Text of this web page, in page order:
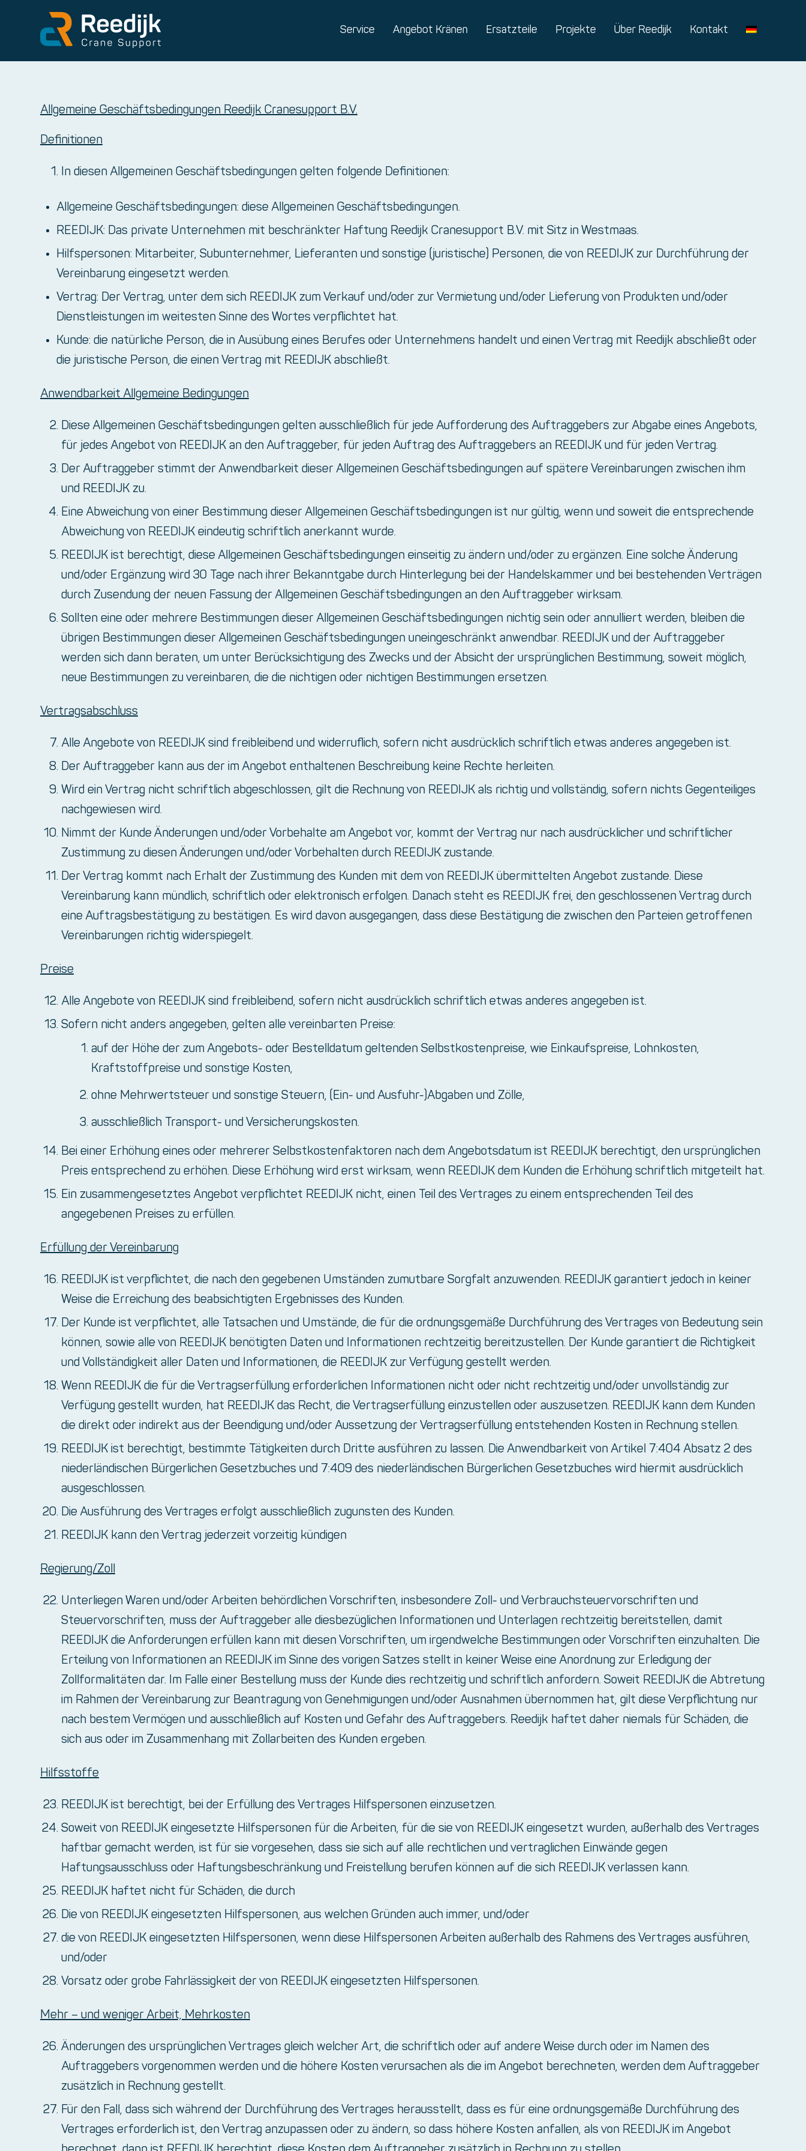
Service Angebot Kränen Ersatzteile Projekte Über Reedijk Kontakt
Allgemeine Geschäftsbedingungen Reedijk Cranesupport B.V.
Definitionen
In diesen Allgemeinen Geschäftsbedingungen gelten folgende Definitionen:
Allgemeine Geschäftsbedingungen: diese Allgemeinen Geschäftsbedingungen.
REEDIJK: Das private Unternehmen mit beschränkter Haftung Reedijk Cranesupport B.V. mit Sitz in Westmaas.
Hilfspersonen: Mitarbeiter, Subunternehmer, Lieferanten und sonstige (juristische) Personen, die von REEDIJK zur Durchführung der
Vereinbarung eingesetzt werden.
Vertrag: Der Vertrag, unter dem sich REEDIJK zum Verkauf und/oder zur Vermietung und/oder Lieferung von Produkten und/oder
Dienstleistungen im weitesten Sinne des Wortes verpflichtet hat.
Kunde: die natürliche Person, die in Ausübung eines Berufes oder Unternehmens handelt und einen Vertrag mit Reedijk abschließt oder
die juristische Person, die einen Vertrag mit REEDIJK abschließt.
Anwendbarkeit Allgemeine Bedingungen
Diese Allgemeinen Geschäftsbedingungen gelten ausschließlich für jede Aufforderung des Auftraggebers zur Abgabe eines Angebots,
für jedes Angebot von REEDIJK an den Auftraggeber, für jeden Auftrag des Auftraggebers an REEDIJK und für jeden Vertrag.
Der Auftraggeber stimmt der Anwendbarkeit dieser Allgemeinen Geschäftsbedingungen auf spätere Vereinbarungen zwischen ihm
und REEDIJK zu.
Eine Abweichung von einer Bestimmung dieser Allgemeinen Geschäftsbedingungen ist nur gültig, wenn und soweit die entsprechende
Abweichung von REEDIJK eindeutig schriftlich anerkannt wurde.
REEDIJK ist berechtigt, diese Allgemeinen Geschäftsbedingungen einseitig zu ändern und/oder zu ergänzen. Eine solche Änderung
und/oder Ergänzung wird 30 Tage nach ihrer Bekanntgabe durch Hinterlegung bei der Handelskammer und bei bestehenden Verträgen
durch Zusendung der neuen Fassung der Allgemeinen Geschäftsbedingungen an den Auftraggeber wirksam.
Sollten eine oder mehrere Bestimmungen dieser Allgemeinen Geschäftsbedingungen nichtig sein oder annulliert werden, bleiben die
übrigen Bestimmungen dieser Allgemeinen Geschäftsbedingungen uneingeschränkt anwendbar. REEDIJK und der Auftraggeber
werden sich dann beraten, um unter Berücksichtigung des Zwecks und der Absicht der ursprünglichen Bestimmung, soweit möglich,
neue Bestimmungen zu vereinbaren, die die nichtigen oder nichtigen Bestimmungen ersetzen.
Vertragsabschluss
Alle Angebote von REEDIJK sind freibleibend und widerruflich, sofern nicht ausdrücklich schriftlich etwas anderes angegeben ist.
Der Auftraggeber kann aus der im Angebot enthaltenen Beschreibung keine Rechte herleiten.
Wird ein Vertrag nicht schriftlich abgeschlossen, gilt die Rechnung von REEDIJK als richtig und vollständig, sofern nichts Gegenteiliges
nachgewiesen wird.
Nimmt der Kunde Änderungen und/oder Vorbehalte am Angebot vor, kommt der Vertrag nur nach ausdrücklicher und schriftlicher
Zustimmung zu diesen Änderungen und/oder Vorbehalten durch REEDIJK zustande.
Der Vertrag kommt nach Erhalt der Zustimmung des Kunden mit dem von REEDIJK übermittelten Angebot zustande. Diese
Vereinbarung kann mündlich, schriftlich oder elektronisch erfolgen. Danach steht es REEDIJK frei, den geschlossenen Vertrag durch
eine Auftragsbestätigung zu bestätigen. Es wird davon ausgegangen, dass diese Bestätigung die zwischen den Parteien getroffenen
Vereinbarungen richtig widerspiegelt.
Preise
Alle Angebote von REEDIJK sind freibleibend, sofern nicht ausdrücklich schriftlich etwas anderes angegeben ist.
Sofern nicht anders angegeben, gelten alle vereinbarten Preise:
auf der Höhe der zum Angebots- oder Bestelldatum geltenden Selbstkostenpreise, wie Einkaufspreise, Lohnkosten,
Kraftstoffpreise und sonstige Kosten,
ohne Mehrwertsteuer und sonstige Steuern, (Ein- und Ausfuhr-)Abgaben und Zölle,
ausschließlich Transport- und Versicherungskosten.
Bei einer Erhöhung eines oder mehrerer Selbstkostenfaktoren nach dem Angebotsdatum ist REEDIJK berechtigt, den ursprünglichen
Preis entsprechend zu erhöhen. Diese Erhöhung wird erst wirksam, wenn REEDIJK dem Kunden die Erhöhung schriftlich mitgeteilt hat.
Ein zusammengesetztes Angebot verpflichtet REEDIJK nicht, einen Teil des Vertrages zu einem entsprechenden Teil des
angegebenen Preises zu erfüllen.
Erfüllung der Vereinbarung
REEDIJK ist verpflichtet, die nach den gegebenen Umständen zumutbare Sorgfalt anzuwenden. REEDIJK garantiert jedoch in keiner
Weise die Erreichung des beabsichtigten Ergebnisses des Kunden.
Der Kunde ist verpflichtet, alle Tatsachen und Umstände, die für die ordnungsgemäße Durchführung des Vertrages von Bedeutung sein
können, sowie alle von REEDIJK benötigten Daten und Informationen rechtzeitig bereitzustellen. Der Kunde garantiert die Richtigkeit
und Vollständigkeit aller Daten und Informationen, die REEDIJK zur Verfügung gestellt werden.
Wenn REEDIJK die für die Vertragserfüllung erforderlichen Informationen nicht oder nicht rechtzeitig und/oder unvollständig zur
Verfügung gestellt wurden, hat REEDIJK das Recht, die Vertragserfüllung einzustellen oder auszusetzen. REEDIJK kann dem Kunden
die direkt oder indirekt aus der Beendigung und/oder Aussetzung der Vertragserfüllung entstehenden Kosten in Rechnung stellen.
REEDIJK ist berechtigt, bestimmte Tätigkeiten durch Dritte ausführen zu lassen. Die Anwendbarkeit von Artikel 7:404 Absatz 2 des
niederländischen Bürgerlichen Gesetzbuches und 7:409 des niederländischen Bürgerlichen Gesetzbuches wird hiermit ausdrücklich
ausgeschlossen.
Die Ausführung des Vertrages erfolgt ausschließlich zugunsten des Kunden.
REEDIJK kann den Vertrag jederzeit vorzeitig kündigen
Regierung/Zoll
Unterliegen Waren und/oder Arbeiten behördlichen Vorschriften, insbesondere Zoll- und Verbrauchsteuervorschriften und
Steuervorschriften, muss der Auftraggeber alle diesbezüglichen Informationen und Unterlagen rechtzeitig bereitstellen, damit
REEDIJK die Anforderungen erfüllen kann mit diesen Vorschriften, um irgendwelche Bestimmungen oder Vorschriften einzuhalten. Die
Erteilung von Informationen an REEDIJK im Sinne des vorigen Satzes stellt in keiner Weise eine Anordnung zur Erledigung der
Zollformalitäten dar. Im Falle einer Bestellung muss der Kunde dies rechtzeitig und schriftlich anfordern. Soweit REEDIJK die Abtretung
im Rahmen der Vereinbarung zur Beantragung von Genehmigungen und/oder Ausnahmen übernommen hat, gilt diese Verpflichtung nur
nach bestem Vermögen und ausschließlich auf Kosten und Gefahr des Auftraggebers. Reedijk haftet daher niemals für Schäden, die
sich aus oder im Zusammenhang mit Zollarbeiten des Kunden ergeben.
Hilfsstoffe
REEDIJK ist berechtigt, bei der Erfüllung des Vertrages Hilfspersonen einzusetzen.
Soweit von REEDIJK eingesetzte Hilfspersonen für die Arbeiten, für die sie von REEDIJK eingesetzt wurden, außerhalb des Vertrages
haftbar gemacht werden, ist für sie vorgesehen, dass sie sich auf alle rechtlichen und vertraglichen Einwände gegen
Haftungsausschluss oder Haftungsbeschränkung und Freistellung berufen können auf die sich REEDIJK verlassen kann.
REEDIJK haftet nicht für Schäden, die durch
Die von REEDIJK eingesetzten Hilfspersonen, aus welchen Gründen auch immer, und/oder
die von REEDIJK eingesetzten Hilfspersonen, wenn diese Hilfspersonen Arbeiten außerhalb des Rahmens des Vertrages ausführen,
und/oder
Vorsatz oder grobe Fahrlässigkeit der von REEDIJK eingesetzten Hilfspersonen.
Mehr – und weniger Arbeit, Mehrkosten
Änderungen des ursprünglichen Vertrages gleich welcher Art, die schriftlich oder auf andere Weise durch oder im Namen des
Auftraggebers vorgenommen werden und die höhere Kosten verursachen als die im Angebot berechneten, werden dem Auftraggeber
zusätzlich in Rechnung gestellt.
Für den Fall, dass sich während der Durchführung des Vertrages herausstellt, dass es für eine ordnungsgemäße Durchführung des
Vertrages erforderlich ist, den Vertrag anzupassen oder zu ändern, so dass höhere Kosten anfallen, als von REEDIJK im Angebot